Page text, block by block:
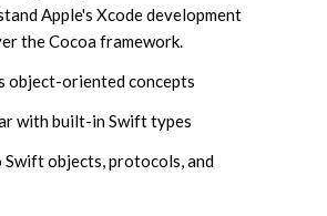
Apple's Xcode development
the Cocoa framework.
object-oriented concepts
with built-in Swift types
Swift objects, protocols, and